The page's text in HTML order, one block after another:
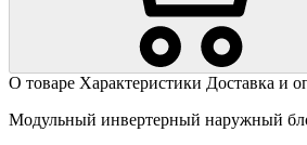
О товаре Характеристики Доставка и
Модульный инвертерный наружный